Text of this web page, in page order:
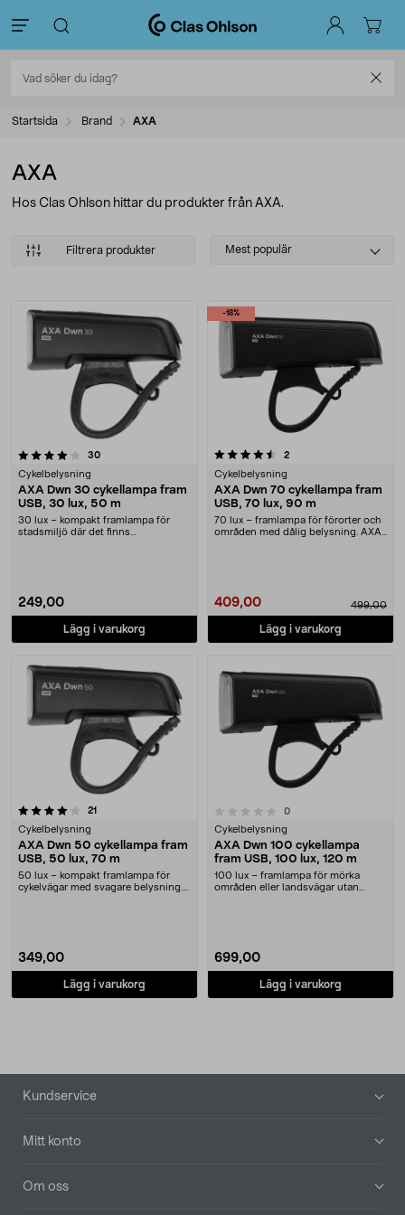
Startsida Brand AXA
AXA
Hos Clas Ohlson hittar du produkter från AXA.
Filtrera produkter
Select
Mest populär
Produkter
30recensioner
Cykelbelysning
AXA Dwn 30 cykellampa fram
USB, 30 lux, 50 m
30 lux – kompakt framlampa för
stadsmiljö där det finns
249,00
Lägg i varukorg
-18%
4.5 av 5 stjärnor 2recensioner
Cykelbelysning
AXA Dwn 70 cykellampa fram
USB, 70 lux, 90 m
70 lux – framlampa för förorter och
områden med dålig belysning. AXA
409,00 499,00
Lägg i varukorg
21
Cykelbelysning
AXA Dwn 50 cykellampa fram
USB, 50 lux, 70 m
50 lux – kompakt framlampa för
cykelvägar med svagare belysning.
349,00
Lägg i varukorg
0.0 av 5 stjärnor 0recensioner
Cykelbelysning
AXA Dwn 100 cykellampa
fram USB, 100 lux, 120 m
100 lux – framlampa för mörka
områden eller landsvägar utan
699,00
Lägg i varukorg
Sidfot
Kundservice
Mitt konto
Om oss